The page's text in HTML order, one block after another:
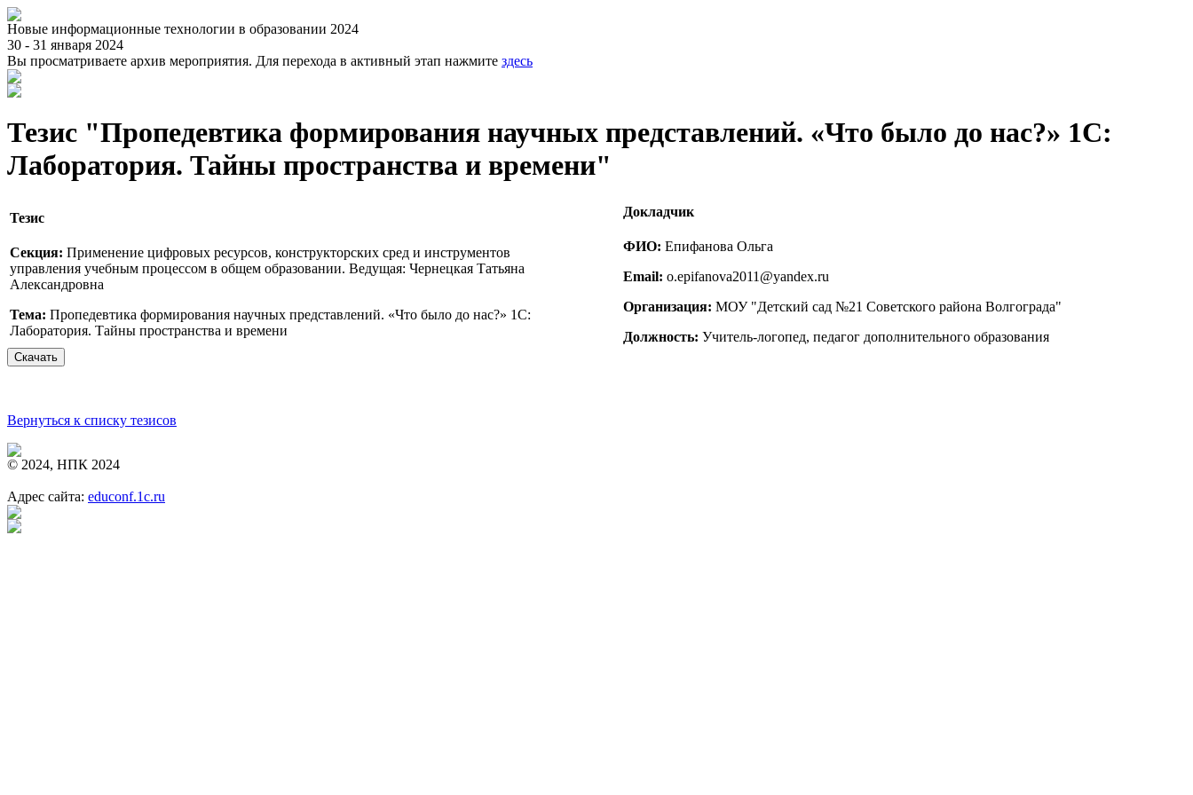
Новые информационные технологии в образовании 2024
30 - 31 января 2024
Вы просматриваете архив мероприятия. Для перехода в активный этап нажмите здесь
Тезис "Пропедевтика формирования научных представлений. «Что было до нас?» 1С:
Лаборатория. Тайны пространства и времени"
Тезис
Секция: Применение цифровых ресурсов, конструкторских сред и инструментов
управления учебным процессом в общем образовании. Ведущая: Чернецкая Татьяна
Александровна
Тема: Пропедевтика формирования научных представлений. «Что было до нас?» 1С:
Лаборатория. Тайны пространства и времени
Докладчик
ФИО: Епифанова Ольга
Email: o.epifanova2011@yandex.ru
Организация: МОУ "Детский сад №21 Советского района Волгограда"
Должность: Учитель-логопед, педагог дополнительного образования
Вернуться к списку тезисов
© 2024, НПК 2024
Адрес сайта: educonf.1c.ru